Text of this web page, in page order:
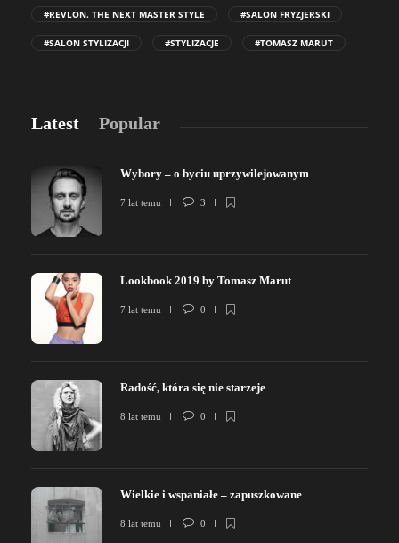
#REVLON. THE NEXT MASTER STYLE #SALON FRYZJERSKI
#SALON STYLIZACJI #STYLIZACJE #TOMASZ MARUT
Latest Popular
Wybory – o byciu uprzywilejowanym
7 lat temu 3
Lookbook 2019 by Tomasz Marut
7 lat temu 0
Radość, która się nie starzeje
8 lat temu 0
Wielkie i wspaniałe – zapuszkowane
8 lat temu 0